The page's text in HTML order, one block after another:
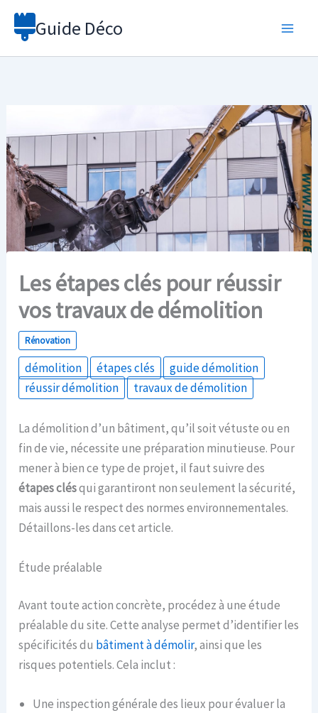
Aller
Guide Déco
Les étapes clés pour réussir
vos travaux de démolition
Rénovation
démolition étapes clés
guide démolition
réussir démolition
travaux de démolition
La démolition d’un bâtiment, qu’il soit vétuste ou en
fin de vie, nécessite une préparation minutieuse. Pour
mener à bien ce type de projet, il faut suivre des
étapes clésqui garantiront non seulement la sécurité,
mais aussi le respect des normes environnementales.
Détaillons-les dans cet article.
Étude préalable
Avant toute action concrète, procédez à une étude
préalable du site. Cette analyse permet d’identifier les
spécificités du bâtiment à démolir, ainsi que les
risques potentiels. Cela inclut :
Une inspection générale des lieux pour évaluer la